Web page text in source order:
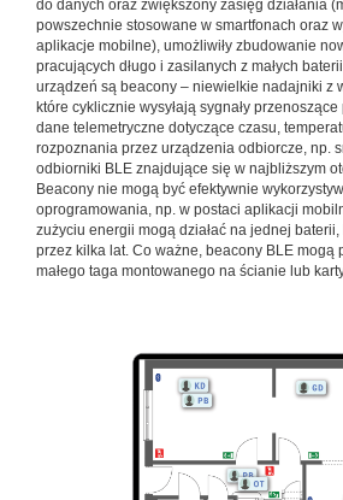
do danych oraz zwiększony zasięg działania
powszechnie stosowane w smartfonach oraz
aplikacje mobilne), umożliwiły zbudowanie
pracujących długo i zasilanych z małych
urządzeń są beacony – niewielkie nadajniki z
które cyklicznie wysyłają sygnały
dane telemetryczne dotyczące czasu,
rozpoznania przez urządzenia odbiorcze, np.
odbiorniki BLE znajdujące się w najbliższym
Beacony nie mogą być efektywnie
oprogramowania, np. w postaci aplikacji
zużyciu energii mogą działać na jednej
przez kilka lat. Co ważne, beacony BLE mogą
małego taga montowanego na ścianie lub